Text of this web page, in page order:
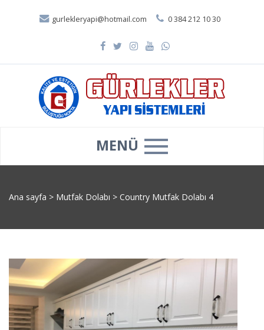
gurlekleryapi@hotmail.com 0 384 212 10 30
MENÜ
Ana sayfa > Mutfak Dolabı > Country Mutfak Dolabı 4